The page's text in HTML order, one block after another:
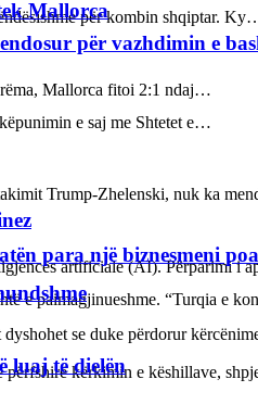
për vazhdimin e
e saj me Shtetet e…
e paimagjinueshme. “Turqia e
për kombin shqiptar.
Trump-Zhelenski, nuk ka
përfshirë kërkimin e këshillave,
Mallorca
Mallorca fitoi 2:1 ndaj…
artificiale (AI). Përparimi i
luaj të dielën
para një biznesmeni
se duke përdorur